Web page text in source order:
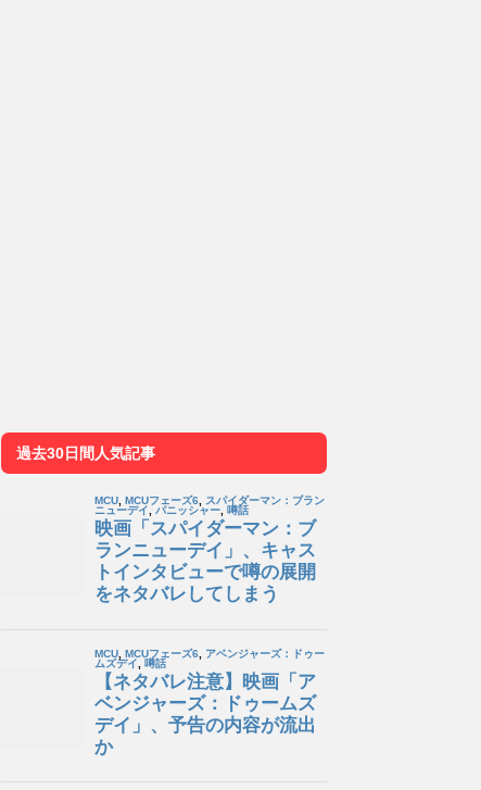
過去30日間人気記事